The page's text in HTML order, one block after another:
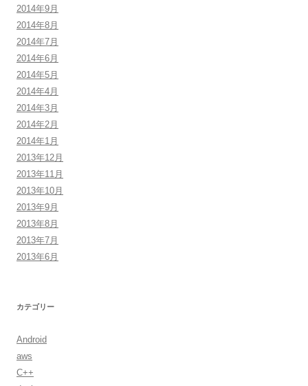
2014年9月
2014年8月
2014年7月
2014年6月
2014年5月
2014年4月
2014年3月
2014年2月
2014年1月
2013年12月
2013年11月
2013年10月
2013年9月
2013年8月
2013年7月
2013年6月
カテゴリー
Android
aws
C++